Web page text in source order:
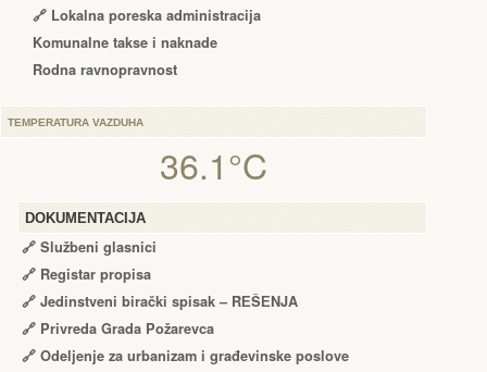
🔗 Lokalna poreska administracija
Komunalne takse i naknade
Rodna ravnopravnost
TEMPERATURA VAZDUHA
36.1°C
DOKUMENTACIJA
🔗 Službeni glasnici
🔗 Registar propisa
🔗 Jedinstveni birački spisak – RЕŠЕNJA
🔗 Privreda Grada Požarevca
🔗 Odeljenje za urbanizam i građevinske poslove